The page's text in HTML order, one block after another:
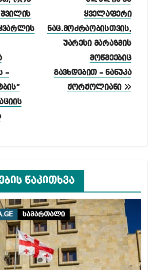
–
ყველაფერი
ნაც.მოძრაობისთვის,
უარესი მარაზმის
მოწმეებიც
გავხდებით – ნანუკა
ჟორჟოლიანი
წაკითხვა
სამართალი